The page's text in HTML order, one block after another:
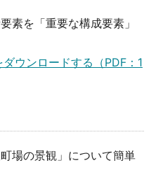
素を「重要な構成要素」
ダウンロードする（PDF：1
場の景観」について簡単